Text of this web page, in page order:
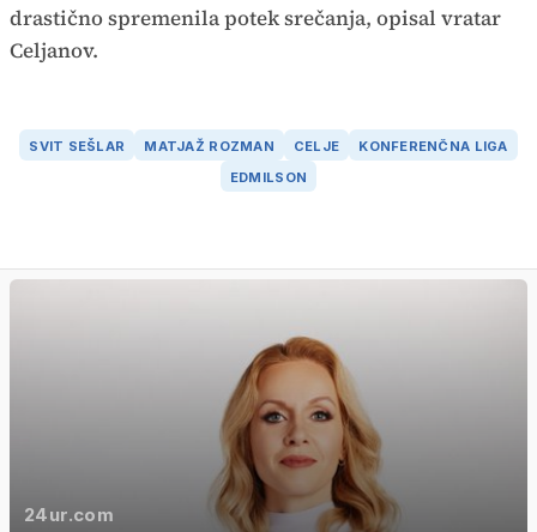
drastično spremenila potek srečanja, opisal vratar
Celjanov.
SVIT SEŠLAR MATJAŽ ROZMAN CELJE
KONFERENČNA LIGA
EDMILSON
24ur.com